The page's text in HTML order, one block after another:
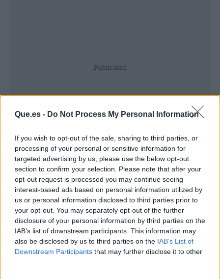
Que.es - Do Not Process My Personal Information
If you wish to opt-out of the sale, sharing to third parties, or
processing of your personal or sensitive information for
targeted advertising by us, please use the below opt-out
section to confirm your selection. Please note that after your
opt-out request is processed you may continue seeing
interest-based ads based on personal information utilized by
us or personal information disclosed to third parties prior to
your opt-out. You may separately opt-out of the further
disclosure of your personal information by third parties on the
IAB’s list of downstream participants. This information may
also be disclosed by us to third parties on the IAB’s List of
Downstream Participants that may further disclose it to other
Publicidad
Saguar Real Estate se ha especializado en la
venta privada, es decir, no publican muchos de
los inmuebles que venden para preservar la